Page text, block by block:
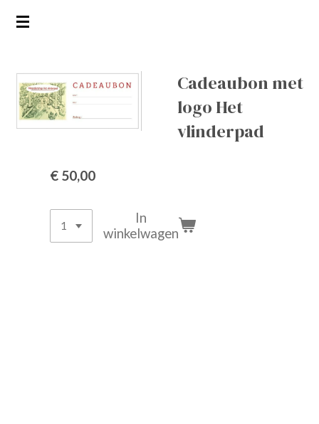
Ga
de
hoofdinhoud
Cadeaubon met
logo Het
vlinderpad
€ 50,00
In
winkelwagen